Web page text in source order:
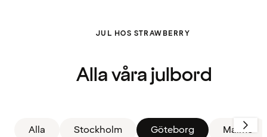
JUL HOS STRAWBERRY
Alla våra julbord
Alla Stockholm Göteborg Malmö